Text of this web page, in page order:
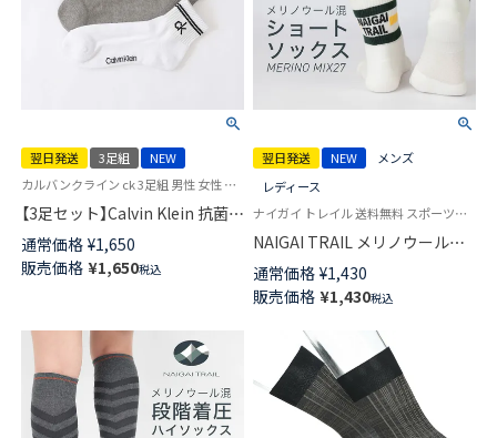
翌日発送 3足組
NEW
カルバンクライン ck 3足組 男性 女性 靴下 ユニセックス
【3足セット】Calvin Klein 抗菌防
臭 足底パイル クッション性＋
耐久性抜群！ショート丈 ライン
ソックス カジュアル レディー
通常価格 ¥1,650
販売価格 ¥1,650税込
翌日発送 NEW
メンズ
レディース
ナイガイ トレイル 送料無料 スポーツソックス
NAIGAI TRAIL メリノウール混
3ライン ショート丈 ソックス
MERINO MIX27 メリノウール
27％ アーチフィットサポート
メッシュ＆サポート編み 【365
日最短翌日発送】 90370008
通常価格 ¥1,430
販売価格 ¥1,430税込